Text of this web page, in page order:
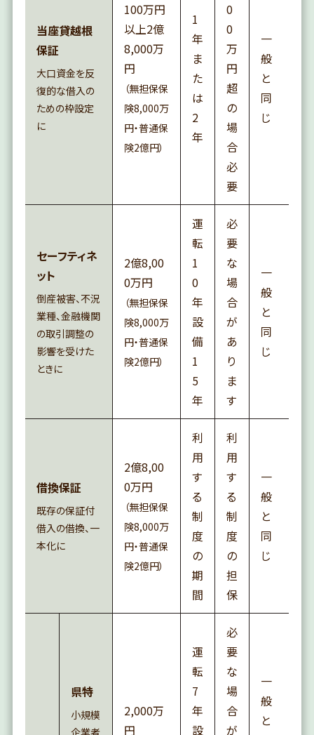
当座貸越根
保証
大口資金を反
復的な借入の
ための枠設定
に
100万円
以上2億
8,000万
円
（無担保保
険8,000万
円・普通保
険2億円）
1
年
ま
た
は
2
年
0
0
万
円
超
の
場
合
必
要
一
般
と
同
じ
セーフティネ
ット
倒産被害、不況
業種、金融機関
の取引調整の
影響を受けた
ときに
2億8,00
0万円
（無担保保
険8,000万
円・普通保
険2億円）
運
転
1
0
年
設
備
1
5
年
必
要
な
場
合
が
あ
り
ま
す
一
般
と
同
じ
借換保証
既存の保証付
借入の借換、一
本化に
2億8,00
0万円
（無担保保
険8,000万
円・普通保
険2億円）
利
用
す
る
制
度
の
期
間
利
用
す
る
制
度
の
担
保
一
般
と
同
じ
県特
小規模
2,000万
円
運
転
7
年
設
必
要
な
場
合
が
一
般
と